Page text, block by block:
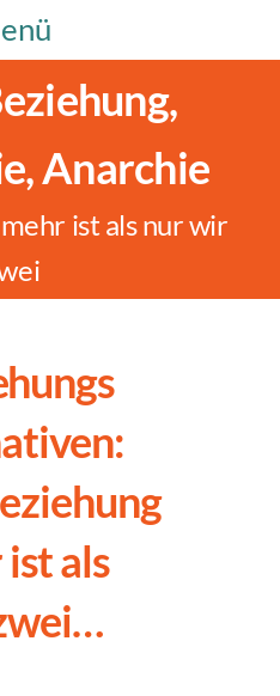
Anarchie
ist als nur wir
als